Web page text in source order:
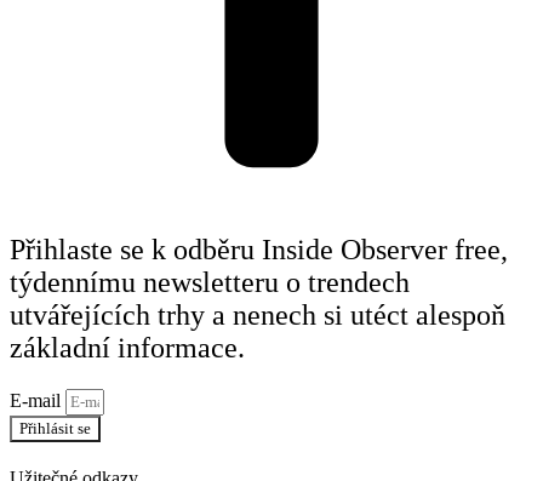
Přihlaste se k odběru Inside Observer free,
týdennímu newsletteru o trendech
utvářejících trhy a nenech si utéct alespoň
základní informace.
E-mail
Přihlásit se